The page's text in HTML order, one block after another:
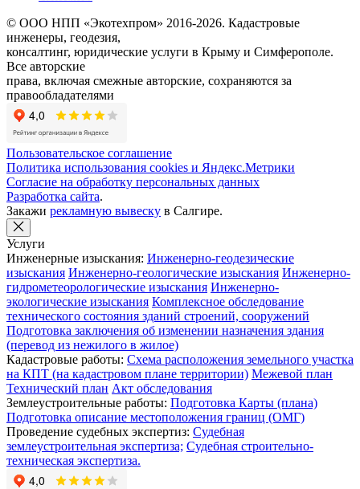
© ООО НПП «Экотехпром» 2016-2026. Кадастровые
инженеры, геодезия,
консалтинг, юридические услуги в Крыму и Симферополе.
Все авторские
права, включая смежные авторские, сохраняются за
правообладателями
Пользовательское соглашение
Политика использования cookies и Яндекс.Метрики
Согласие на обработку персональных данных
Разработка сайта.
Закажи рекламную вывеску в Салгире.
Услуги
Инженерные изыскания: Инженерно-геодезические
изыскания Инженерно-геологические изыскания Инженерно-
гидрометеорологические изыскания Инженерно-
экологические изыскания Комплексное обследование
технического состояния зданий строений, сооружений
Подготовка заключения об изменении назначения здания
(перевод из нежилого в жилое)
Кадастровые работы: Схема расположения земельного участка
на КПТ (на кадастровом плане территории) Межевой план
Технический план Акт обследования
Землеустроительные работы: Подготовка Карты (плана)
Подготовка описание местоположения границ (ОМГ)
Проведение судебных экспертиз: Судебная
землеустроительная экспертиза; Судебная строительно-
техническая экспертиза.